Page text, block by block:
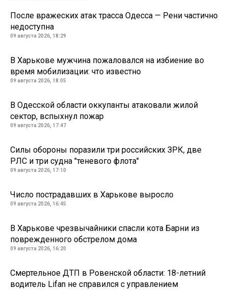
После вражеских атак трасса Одесса — Рени частично
недоступна
09 августа 2026, 18:29
В Харькове мужчина пожаловался на избиение во
время мобилизации: что известно
09 августа 2026, 18:05
В Одесской области оккупанты атаковали жилой
сектор, вспыхнул пожар
09 августа 2026, 17:47
Силы обороны поразили три российских ЗРК, две
РЛС и три судна "теневого флота"
09 августа 2026, 17:10
Число пострадавших в Харькове выросло
09 августа 2026, 16:45
В Харькове чрезвычайники спасли кота Барни из
поврежденного обстрелом дома
09 августа 2026, 16:20
Смертельное ДТП в Ровенской области: 18-летний
водитель Lifan не справился с управлением